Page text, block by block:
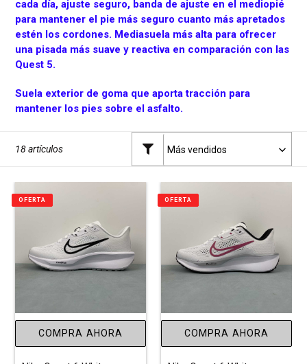
n
:
cada día, ajuste seguro, banda de ajuste en el mediopié
para mantener el pie más seguro cuanto más apretados
estén los cordones. Mediasuela más alta para ofrecer
una pisada más suave y reactiva en comparación con las
Quest 5.
Suela exterior de goma que aporta tracción para
mantener los pies sobre el asfalto.
18 artículos
COMPRA AHORA
OFERTA
COMPRA AHORA
OFERTA